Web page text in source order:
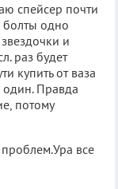
спейсер почти
болты одно
и
раз будет
купить от ваза
Правда
потому
все